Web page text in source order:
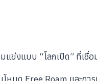
ข่งแบบ “โลกเปิด” ที่เชื่